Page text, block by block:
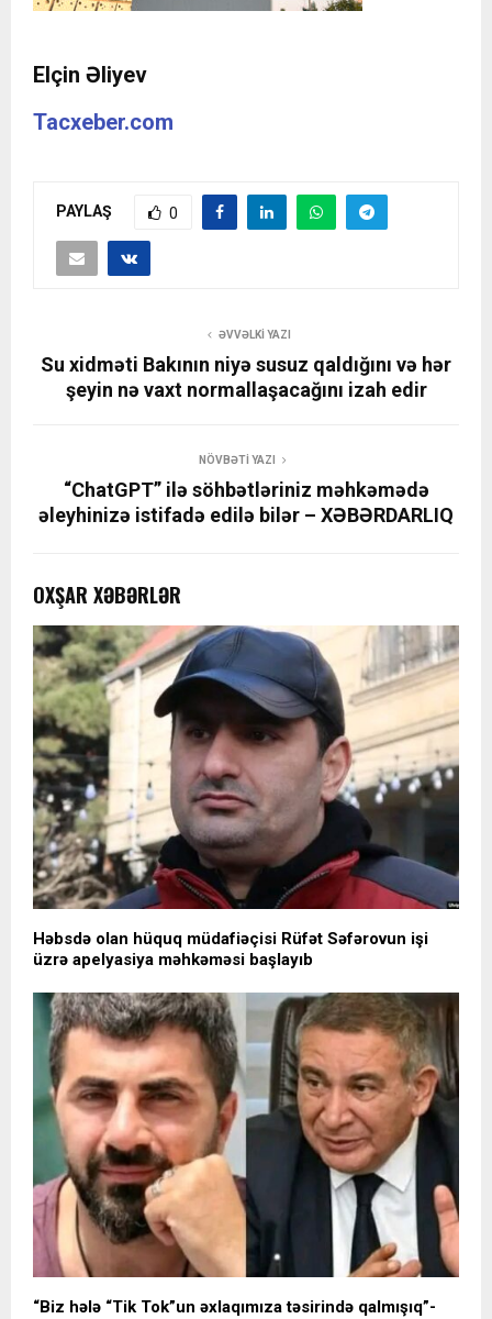
Elçin Əliyev
Tacxeber.com
PAYLAŞ 0
ƏVVƏLKI YAZI
Su xidməti Bakının niyə susuz qaldığını və hər
şeyin nə vaxt normallaşacağını izah edir
NÖVBƏTI YAZI
“ChatGPT” ilə söhbətləriniz məhkəmədə
əleyhinizə istifadə edilə bilər – XƏBƏRDARLIQ
OXŞAR XƏBƏRLƏR
Həbsdə olan hüquq müdafiəçisi Rüfət Səfərovun işi
üzrə apelyasiya məhkəməsi başlayıb
“Biz hələ “Tik Tok”un əxlaqımıza təsirində qalmışıq”-